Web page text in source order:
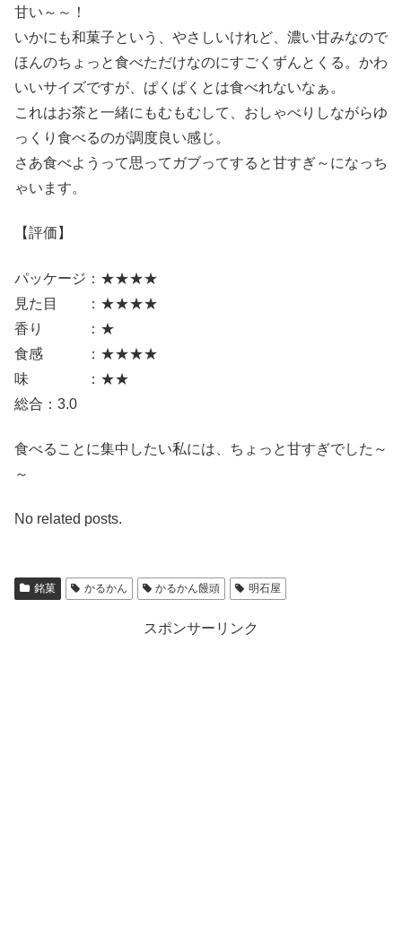
甘い～～！
いかにも和菓子という、やさしいけれど、濃い甘みなので
ほんのちょっと食べただけなのにすごくずんとくる。かわ
いいサイズですが、ぱくぱくとは食べれないなぁ。
これはお茶と一緒にもむもむして、おしゃべりしながらゆ
っくり食べるのが調度良い感じ。
さあ食べようって思ってガブってすると甘すぎ～になっち
ゃいます。
【評価】
パッケージ：★★★★
見た目 ：★★★★
香り ：★
食感 ：★★★★
味 ：★★
総合：3.0
食べることに集中したい私には、ちょっと甘すぎでした～
～
No related posts.
銘菓 かるかん かるかん饅頭 明石屋
スポンサーリンク